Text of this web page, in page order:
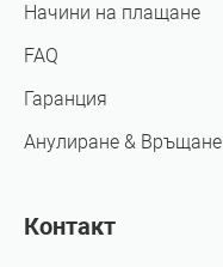
Начини на плащане
FAQ
Гаранция
Анулиране & Връщане
Контакт